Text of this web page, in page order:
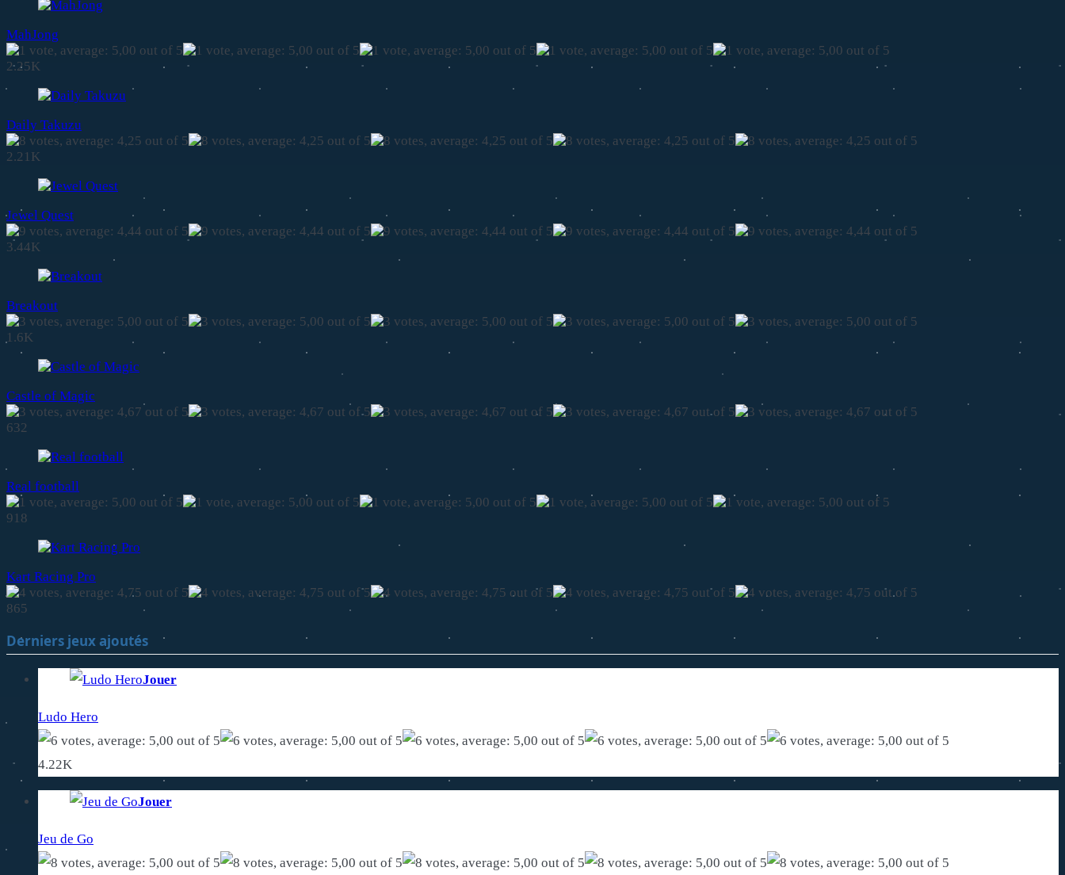
MahJong
2.25K
Daily Takuzu
2.21K
Jewel Quest
3.44K
Breakout
1.6K
Castle of Magic
632
Real football
918
Kart Racing Pro
865
Derniers jeux ajoutés
Jouer
Ludo Hero
4.22K
Jouer
Jeu de Go